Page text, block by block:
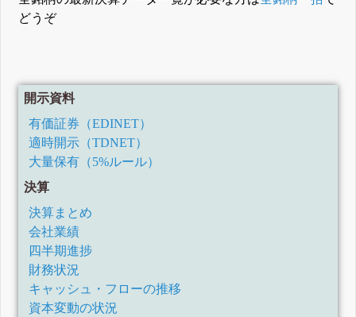
どうぞ
開示資料
有価証券（EDINET）
適時開示（TDNET）
大量保有（5%ルール）
決算
決算まとめ
会社業績
四半期進捗
財務状況
キャッシュ・フローの推移
資本変動の状況